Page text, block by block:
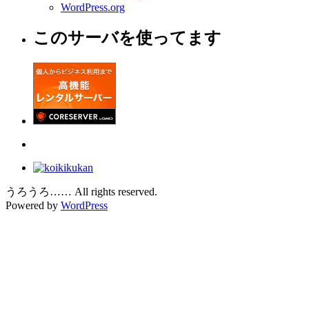
WordPress.org
このサーバを使ってます
うろうろ…… All rights reserved.
Powered by WordPress